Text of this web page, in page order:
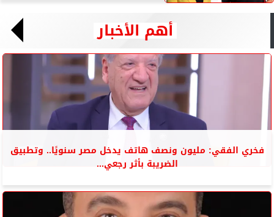
أهم الأخبار
فخري الفقي: مليون ونصف هاتف يدخل مصر سنويًا.. وتطبيق
الضريبة بأثر رجعي...